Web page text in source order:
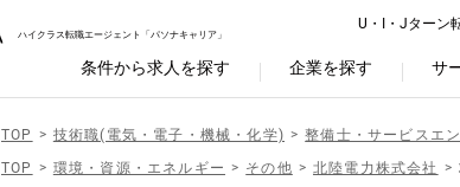
ハイクラス転職エージェント「パソナキャリア」
U・I・Jターン
条件から求人を探す 企業を探す サ
TOP 技術職(電気・電子・機械・化学) 整備士・サービスエ
TOP
環境・資源・エネルギー その他 北陸電力株式会社